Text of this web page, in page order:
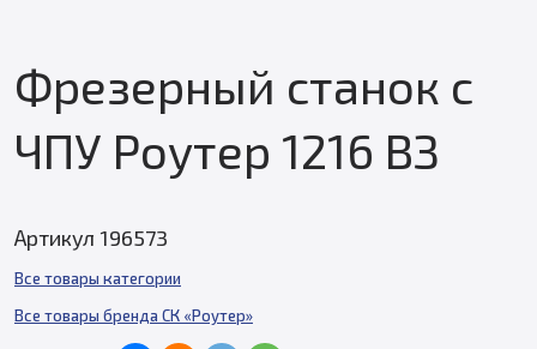
Фрезерный станок с
ЧПУ Роутер 1216 ВЗ
Артикул 196573
Все товары категории
Все товары бренда СК «Роутер»